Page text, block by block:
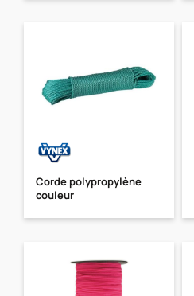
Corde polypropylène
couleur